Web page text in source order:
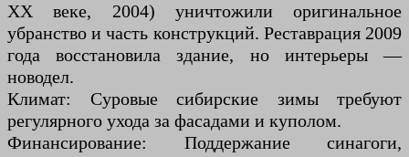
XX веке, 2004) уничтожили оригинальное
убранство и часть конструкций. Реставрация 2009
года восстановила здание, но интерьеры —
новодел.
Климат: Суровые сибирские зимы требуют
регулярного ухода за фасадами и куполом.
Финансирование: Поддержание синагоги,